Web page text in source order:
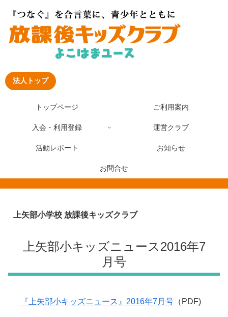
法人トップ
トップページ ご利用案内
入会・利用登録 運営クラブ
活動レポート お知らせ
お問合せ
上矢部小学校 放課後キッズクラブ
上矢部小キッズニュース2016年7
月号
『上矢部小キッズニュース』2016年7月号 （PDF)